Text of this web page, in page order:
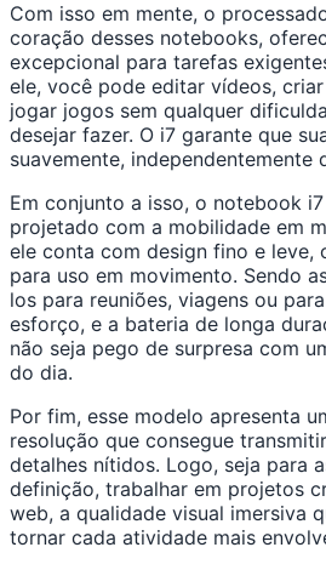
Com isso em mente, o
coração desses notebooks,
excepcional para tarefas
ele, você pode editar vídeos,
jogar jogos sem qualquer
desejar fazer. O i7 garante que
suavemente, independentemente
Em conjunto a isso, o notebook
projetado com a mobilidade em
ele conta com design fino e leve,
para uso em movimento. Sendo
los para reuniões, viagens ou
esforço, e a bateria de longa
não seja pego de surpresa com
do dia.
Por fim, esse modelo apresenta
resolução que consegue
detalhes nítidos. Logo, seja para
definição, trabalhar em projetos
web, a qualidade visual imersiva
tornar cada atividade mais